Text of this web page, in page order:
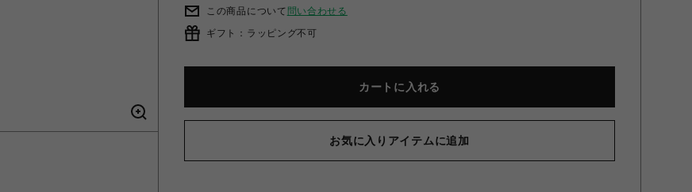
この商品について 問い合わせる
ギフト：ラッピング不可
カートに入れる
お気に入りアイテムに追加